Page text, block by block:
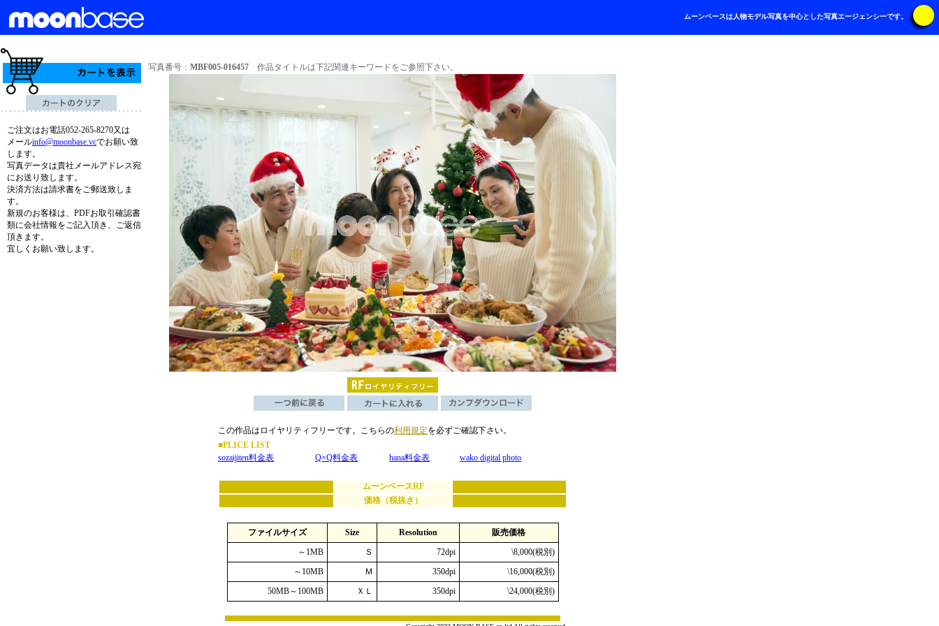
ムーンベースは人物モデル写真を中心とした写真エージェンシーです。
ご注文はお電話052-265-8270又は
メールinfo@moonbase.vcでお願い致
します。
写真データは貴社メールアドレス宛
にお送り致します。
決済方法は請求書をご郵送致しま
す。
新規のお客様は、PDFお取引確認書
類に会社情報をご記入頂き、ご返信
頂きます。
宜しくお願い致します。
写真番号： MBF005-016457 作品タイトルは下記関連キーワードをご参照下さい。
この作品はロイヤリティフリーです。こちらの利用規定を必ずご確認下さい。
■PLICE LIST
sozaijiten料金表
Q×Q料金表 hana料金表 wako digital photo
ムーンベースRF
価格（税抜き）
ファイルサイズ Size Resolution
販売価格
～1MB
Ｓ 72dpi
\8,000(税別)
～10MB
Ｍ 350dpi
\16,000(税別)
50MB～100MB
ＸＬ 350dpi \24,000(税別)